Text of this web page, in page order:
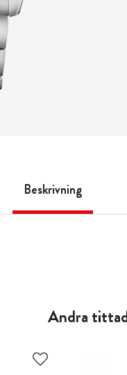
Beskrivning
Andra